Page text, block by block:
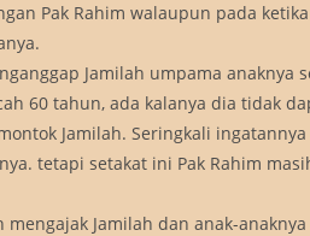
Pak Rahim walaupun pada
Jamilah umpama anaknya
60 tahun, ada kalanya dia tidak
Jamilah. Seringkali
tetapi setakat ini Pak Rahim
Jamilah dan anak-